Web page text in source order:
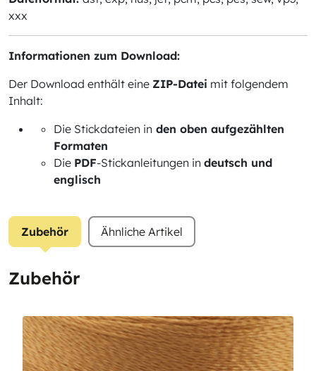
xxx
Informationen zum Download:
Der Download enthält eine ZIP-Datei mit folgendem
Inhalt:
Die Stickdateien in den oben aufgezählten
Formaten
Die PDF-Stickanleitungen in deutsch und
englisch
Zubehör Ähnliche Artikel
Zubehör